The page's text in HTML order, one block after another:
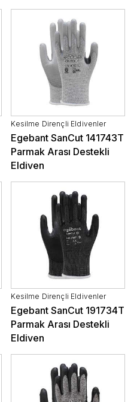
Kesilme Dirençli Eldivenler
Egebant SanCut 141743T
Parmak Arası Destekli
Eldiven
Kesilme Dirençli Eldivenler
Egebant SanCut 191734T
Parmak Arası Destekli
Eldiven